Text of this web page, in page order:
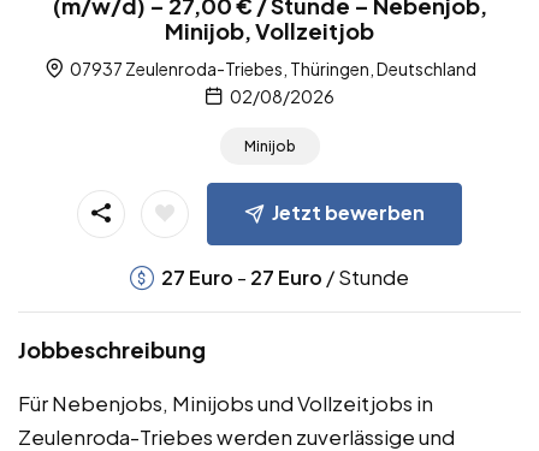
(m/w/d) – 27,00 € / Stunde – Nebenjob,
Minijob, Vollzeitjob
07937 Zeulenroda-Triebes, Thüringen, Deutschland
02/08/2026
Minijob
Jetzt bewerben
27 Euro - 27 Euro / Stunde
Jobbeschreibung
Für Nebenjobs, Minijobs und Vollzeitjobs in
Zeulenroda-Triebes werden zuverlässige und